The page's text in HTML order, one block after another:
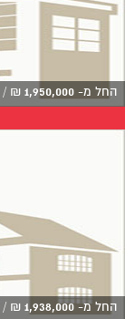
החל מ- 1,950,000
₪
/
החל מ- 1,938,000
₪
/